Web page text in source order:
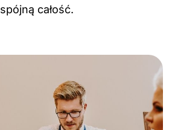
spójną całość.